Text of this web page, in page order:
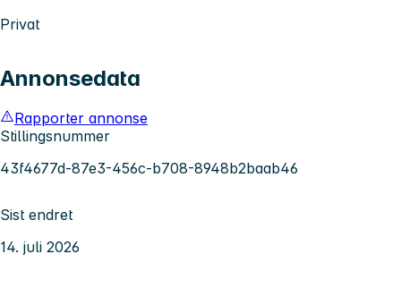
Privat
Annonsedata
Rapporter annonse
Stillingsnummer
43f4677d-87e3-456c-b708-8948b2baab46
Sist endret
14. juli 2026